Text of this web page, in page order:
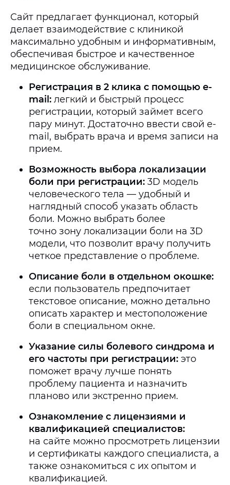
Сайт предлагает функционал, который
делает взаимодействие с клиникой
максимально удобным и информативным,
обеспечивая быстрое и качественное
медицинское обслуживание.
Регистрация в 2 клика с помощью e-
mail: легкий и быстрый процесс
регистрации, который займет всего
пару минут. Достаточно ввести свой e-
mail, выбрать врача и время записи на
прием.
Возможность выбора локализации
боли при регистрации: 3D модель
человеческого тела — удобный и
наглядный способ указать область
боли. Можно выбрать более
точно зону локализации боли на 3D
модели, что позволит врачу получить
четкое представление о проблеме.
Описание боли в отдельном окошке:
если пользователь предпочитает
текстовое описание, можно детально
описать характер и местоположение
боли в специальном окне.
Указание силы болевого синдрома и
его частоты при регистрации: это
поможет врачу лучше понять
проблему пациента и назначить
планово или экстренно прием.
Ознакомление с лицензиями и
квалификацией специалистов:
на сайте можно просмотреть лицензии
и сертификаты каждого специалиста, а
также ознакомиться с их опытом и
квалификацией.